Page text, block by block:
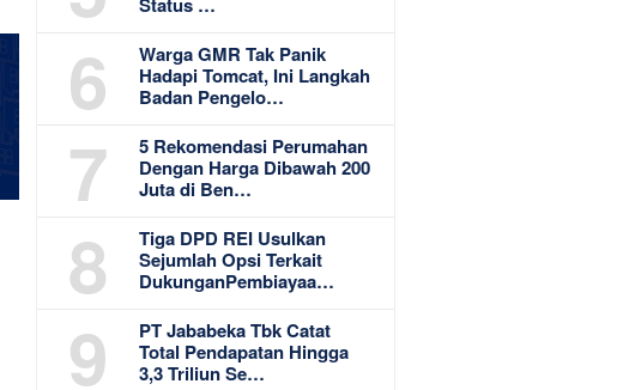
6
Warga GMR Tak Panik
Hadapi Tomcat, Ini Langkah
Badan Pengelo…
7
5 Rekomendasi Perumahan
Dengan Harga Dibawah 200
Juta di Ben…
8
Tiga DPD REI Usulkan
Sejumlah Opsi Terkait
DukunganPembiayaa…
9
PT Jababeka Tbk Catat
Total Pendapatan Hingga
3,3 Triliun Se…